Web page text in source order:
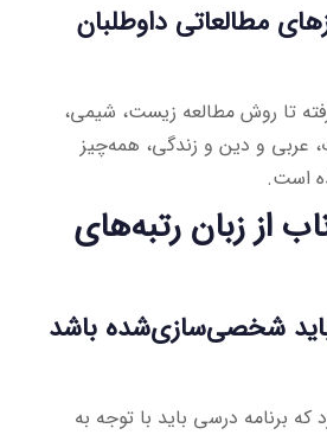
مطالعاتی داوطلبان
تا روش مطالعه زیست، شیمی،
عربی و دین و زندگی، همه‌چیز
است.
از زبان رتبه‌های
باید شخصی‌سازی‌شده باشد
که برنامه درسی باید با توجه به